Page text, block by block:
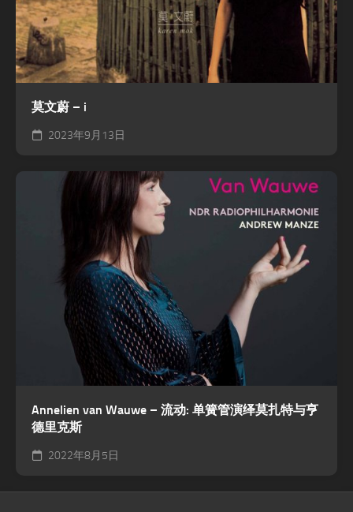
莫文蔚 – i
2023年9月13日
Annelien van Wauwe – 流动: 单簧管演绎莫扎特与亨
德里克斯
2022年8月5日